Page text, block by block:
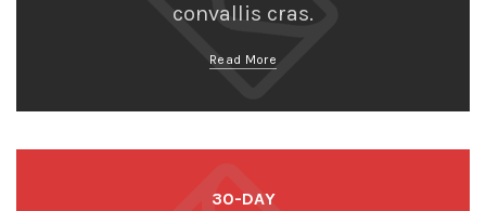
convallis cras.
Read More
30-DAY